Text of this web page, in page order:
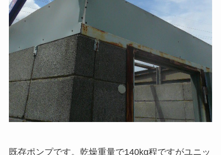
既存ポンプです。乾燥重量で140kg程ですがユニッ